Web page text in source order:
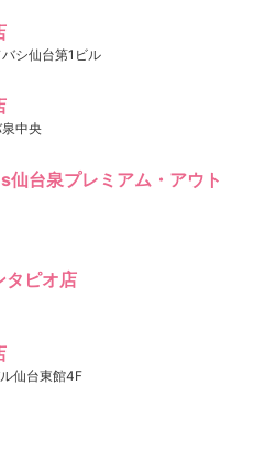
シ仙台第1ビル
中央
台泉プレミアム・アウト
ピオ店
仙台東館4F